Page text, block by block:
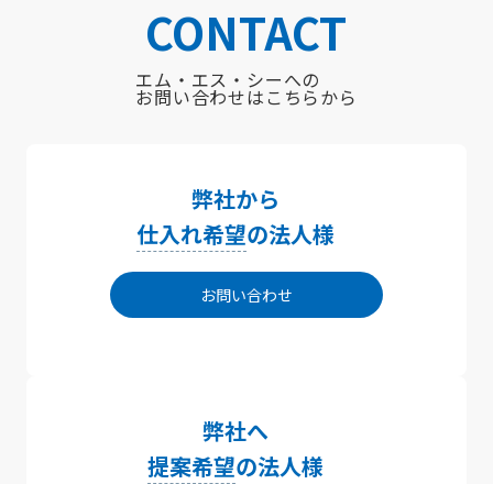
CONTACT
エム・エス・シーへの
お問い合わせはこちらから
弊社から
仕入れ希望の法人様
お問い合わせ
弊社へ
提案希望の法人様